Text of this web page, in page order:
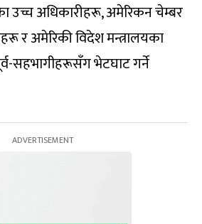
उच्च अधिकारीहरू, अमेरिकन चेम्बर
र अमेरिकी विदेश मन्त्रालयका
सहभागीहरूसँग भेटघाट गर्ने